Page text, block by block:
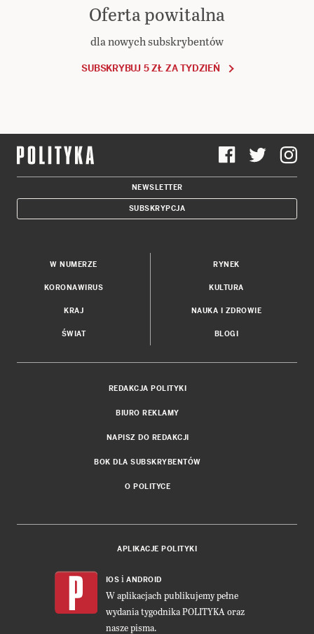
Oferta powitalna
dla nowych subskrybentów
SUBSKRYBUJ 5 ZŁ ZA TYDZIEŃ
NEWSLETTER
SUBSKRYPCJA
W NUMERZE
KORONAWIRUS
KRAJ
ŚWIAT
RYNEK
KULTURA
NAUKA I ZDROWIE
BLOGI
REDAKCJA POLITYKI
BIURO REKLAMY
NAPISZ DO REDAKCJI
BOK DLA SUBSKRYBENTÓW
O POLITYCE
APLIKACJE POLITYKI
IOS i ANDROID
W aplikacjach publikujemy pełne
wydania tygodnika POLITYKA oraz
nasze pisma.